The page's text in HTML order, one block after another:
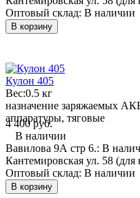
Оптовый склад: В наличии
В корзину
Кулон 405
Вес:0.5 кг
назначение заряжаемых
аппаратуры, тяговые
4 400 руб.
В наличии
Вавилова 9А стр 6.: В
Кантемировская ул. 58
Оптовый склад: В наличии
В корзину